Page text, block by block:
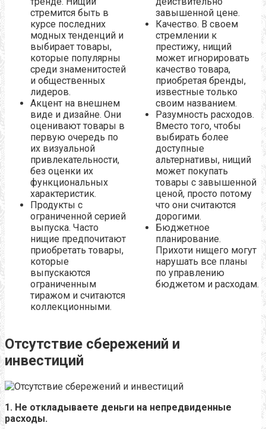
стремится быть в
курсе последних
модных тенденций и
выбирает товары,
которые популярны
среди знаменитостей
и общественных
лидеров.
Акцент на внешнем
виде и дизайне. Они
оценивают товары в
первую очередь по
их визуальной
привлекательности,
без оценки их
функциональных
характеристик.
Продукты с
ограниченной серией
выпуска. Часто
нищие предпочитают
приобретать товары,
которые
выпускаются
ограниченным
тиражом и считаются
коллекционными.
завышенной цене.
Качество. В своем
стремлении к
престижу, нищий
может игнорировать
качество товара,
приобретая бренды,
известные только
своим названием.
Разумность расходов.
Вместо того, чтобы
выбирать более
доступные
альтернативы, нищий
может покупать
товары с завышенной
ценой, просто потому
что они считаются
дорогими.
Бюджетное
планирование.
Прихоти нищего могут
нарушать все планы
по управлению
бюджетом и расходам.
Отсутствие сбережений и
инвестиций
1. Не откладываете деньги на непредвиденные
расходы.